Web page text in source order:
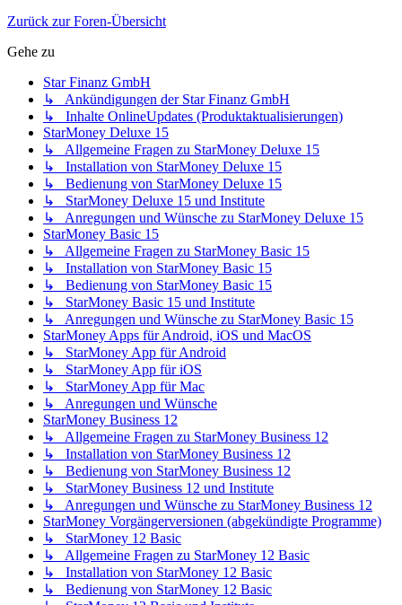
Zurück zur Foren-Übersicht
Gehe zu
Star Finanz GmbH
↳ Ankündigungen der Star Finanz GmbH
↳ Inhalte OnlineUpdates (Produktaktualisierungen)
StarMoney Deluxe 15
↳ Allgemeine Fragen zu StarMoney Deluxe 15
↳ Installation von StarMoney Deluxe 15
↳ Bedienung von StarMoney Deluxe 15
↳ StarMoney Deluxe 15 und Institute
↳ Anregungen und Wünsche zu StarMoney Deluxe 15
StarMoney Basic 15
↳ Allgemeine Fragen zu StarMoney Basic 15
↳ Installation von StarMoney Basic 15
↳ Bedienung von StarMoney Basic 15
↳ StarMoney Basic 15 und Institute
↳ Anregungen und Wünsche zu StarMoney Basic 15
StarMoney Apps für Android, iOS und MacOS
↳ StarMoney App für Android
↳ StarMoney App für iOS
↳ StarMoney App für Mac
↳ Anregungen und Wünsche
StarMoney Business 12
↳ Allgemeine Fragen zu StarMoney Business 12
↳ Installation von StarMoney Business 12
↳ Bedienung von StarMoney Business 12
↳ StarMoney Business 12 und Institute
↳ Anregungen und Wünsche zu StarMoney Business 12
StarMoney Vorgängerversionen (abgekündigte Programme)
↳ StarMoney 12 Basic
↳ Allgemeine Fragen zu StarMoney 12 Basic
↳ Installation von StarMoney 12 Basic
↳ Bedienung von StarMoney 12 Basic